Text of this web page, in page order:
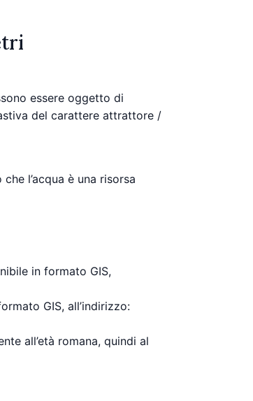
essere oggetto di
del carattere attrattore /
l’acqua è una risorsa
in formato GIS,
GIS, all’indirizzo:
all’età romana, quindi al